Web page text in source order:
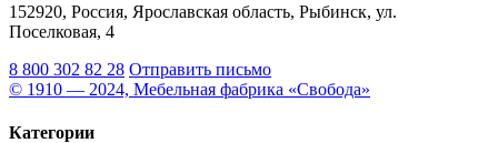
152920, Россия, Ярославская область, Рыбинск, ул.
Поселковая, 4
8 800 302 82 28 Отправить письмо
© 1910 — 2024, Мебельная фабрика «Свобода»
Категории